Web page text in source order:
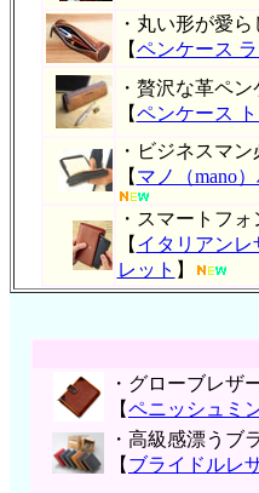
・丸い形が愛ら
【ペンケース
・贅沢な革ペン
【ペンケース
・ビジネスマン
【 マノ（mano
・スマートフ
【 イタリアンレ
レット 】
・グローブレザ
【ペニッシュミ
・高級感漂うブ
【 ブライドルレ